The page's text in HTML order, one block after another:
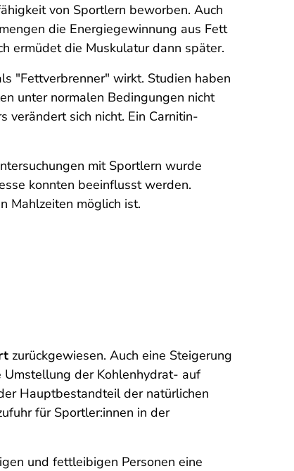
von Sportlern beworben. Auch
die Energiegewinnung aus Fett
ermüdet die Muskulatur dann später.
"Fettverbrenner" wirkt. Studien haben
unter normalen Bedingungen nicht
verändert sich nicht. Ein Carnitin-
mit Sportlern wurde
konnten beeinflusst werden.
Mahlzeiten möglich ist.
zurückgewiesen. Auch eine Steigerung
der Kohlenhydrat- auf
Hauptbestandteil der natürlichen
für Sportler:innen in der
und fettleibigen Personen eine